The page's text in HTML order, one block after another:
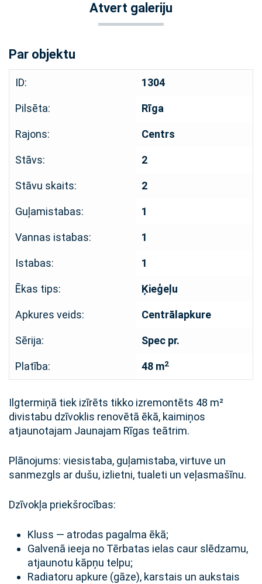
Atvert galeriju
Par objektu
ID: 1304
Pilsēta: Rīga
Rajons: Centrs
Stāvs: 2
Stāvu skaits: 2
Guļamistabas: 1
Vannas istabas: 1
Istabas: 1
Ēkas tips: Ķieģeļu
Apkures veids: Centrālapkure
Sērija: Spec pr.
Platība: 48 m2
Ilgtermiņā tiek izīrēts tikko izremontēts 48 m²
divistabu dzīvoklis renovētā ēkā, kaimiņos
atjaunotajam Jaunajam Rīgas teātrim.
Plānojums: viesistaba, guļamistaba, virtuve un
sanmezgls ar dušu, izlietni, tualeti un veļasmašīnu.
Dzīvokļa priekšrocības:
Kluss — atrodas pagalma ēkā;
Galvenā ieeja no Tērbatas ielas caur slēdzamu,
atjaunotu kāpņu telpu;
Radiatoru apkure (gāze), karstais un aukstais